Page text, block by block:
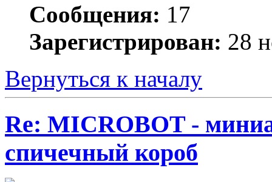
Сообщения: 17
Зарегистрирован: 28
Вернуться к началу
Re: MICROBOT -
спичечный короб